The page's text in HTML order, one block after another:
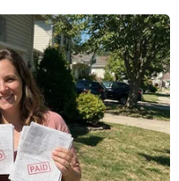
bộ đến Aleppo